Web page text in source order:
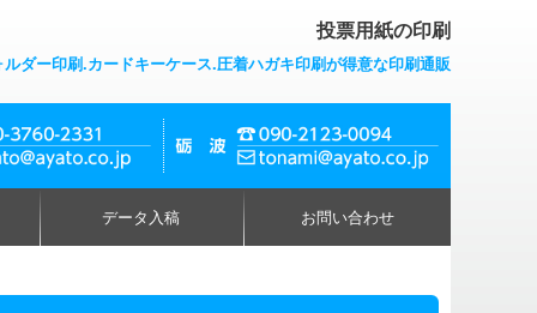
投票用紙の印刷
ダー印刷.カードキーケース.圧着ハガキ印刷が得意な印刷通販
データ入稿 お問い合わせ